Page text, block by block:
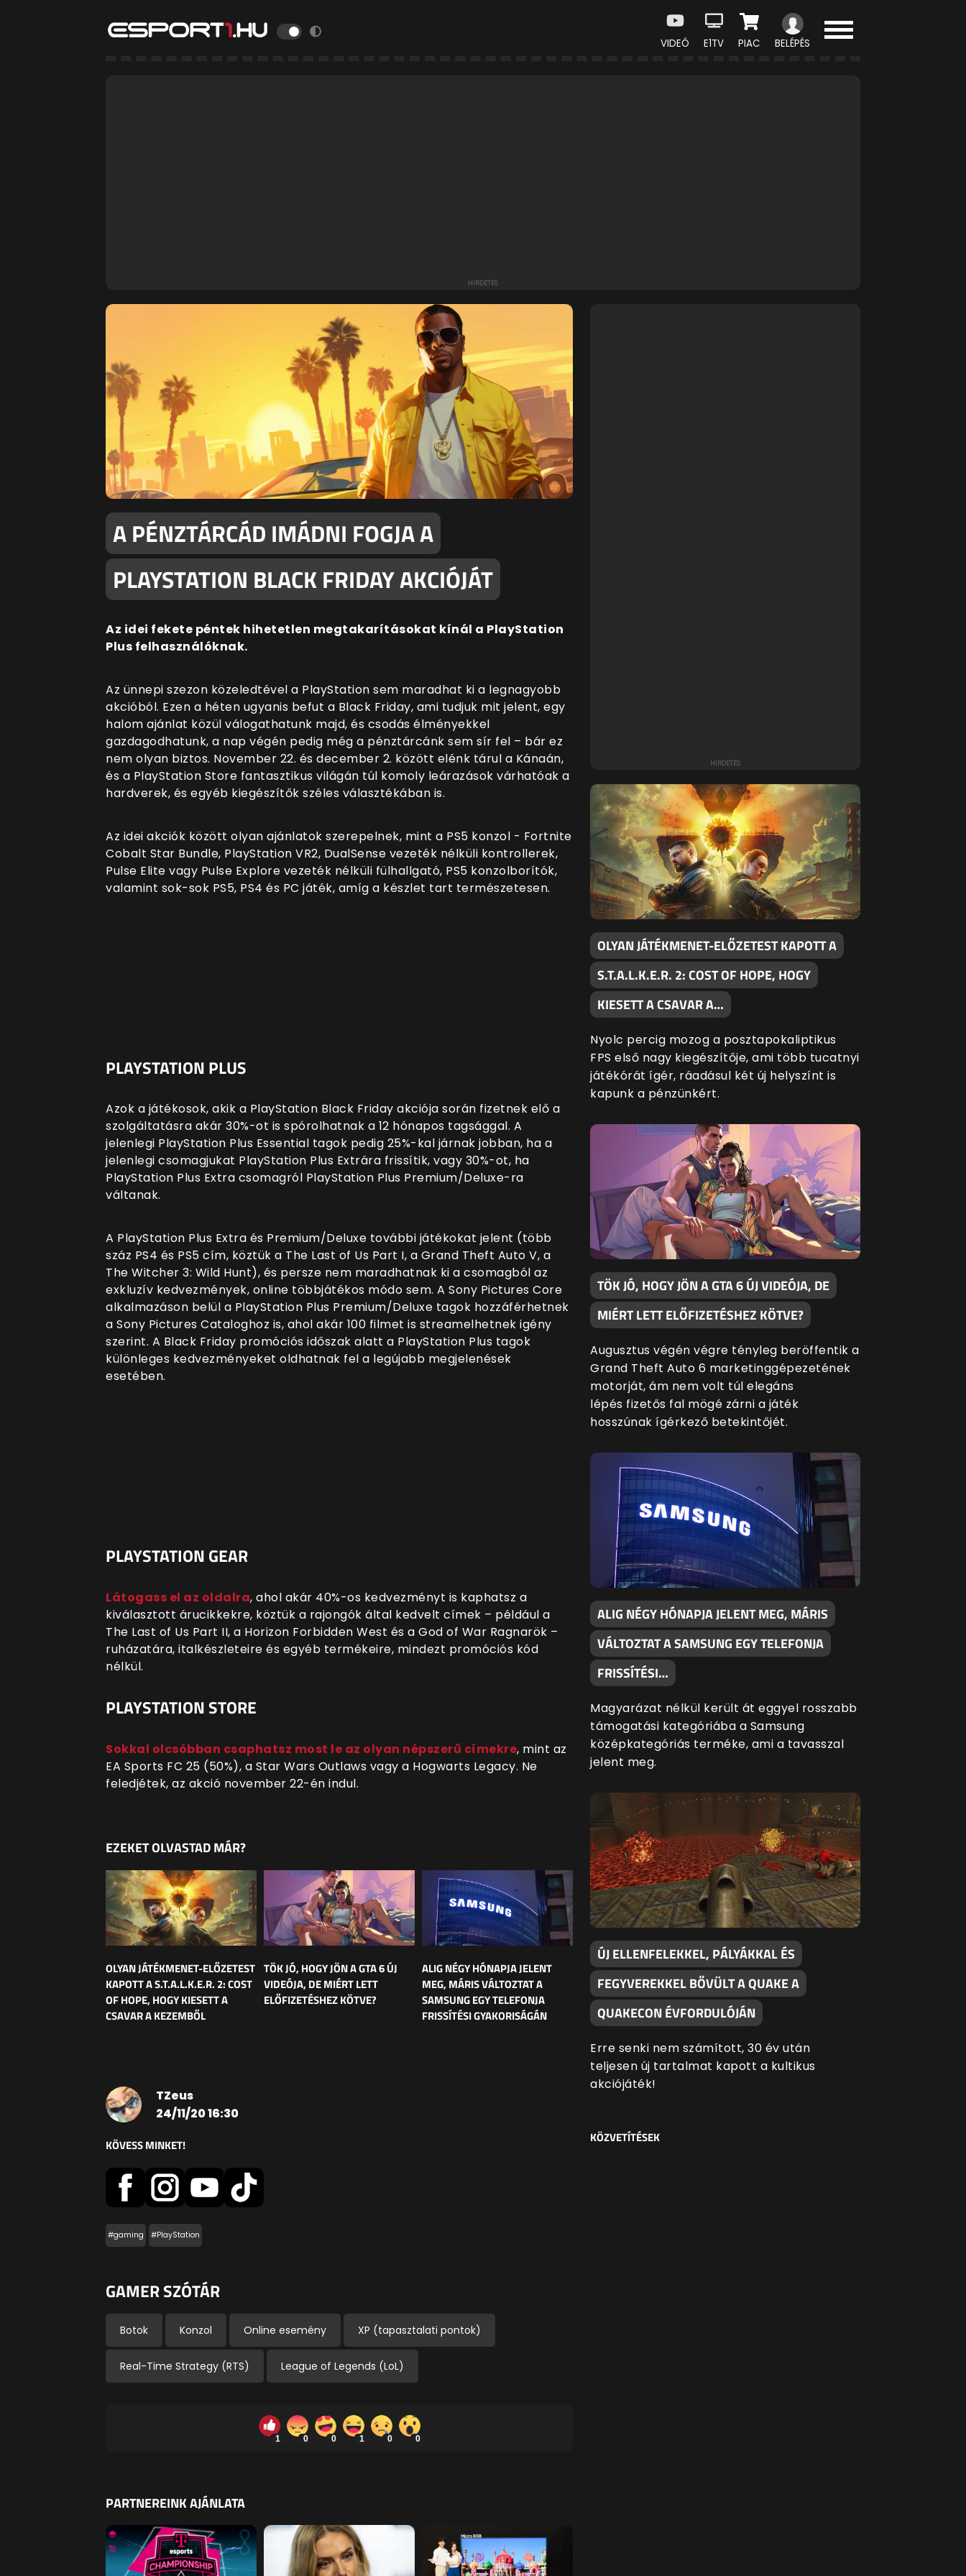
VIDEÓ E1TV PIAC BELÉPÉS
A PÉNZTÁRCÁD IMÁDNI FOGJA A
PLAYSTATION BLACK FRIDAY AKCIÓJÁT
Az idei fekete péntek hihetetlen megtakarításokat kínál a PlayStation
Plus felhasználóknak.
Az ünnepi szezon közeledtével a PlayStation sem maradhat ki a legnagyobb
akcióból. Ezen a héten ugyanis befut a Black Friday, ami tudjuk mit jelent, egy
halom ajánlat közül válogathatunk majd, és csodás élményekkel
gazdagodhatunk, a nap végén pedig még a pénztárcánk sem sír fel – bár ez
nem olyan biztos. November 22. és december 2. között elénk tárul a Kánaán,
és a PlayStation Store fantasztikus világán túl komoly leárazások várhatóak a
hardverek, és egyéb kiegészítők széles választékában is.
Az idei akciók között olyan ajánlatok szerepelnek, mint a PS5 konzol - Fortnite
Cobalt Star Bundle, PlayStation VR2, DualSense vezeték nélküli kontrollerek,
Pulse Elite vagy Pulse Explore vezeték nélküli fülhallgató, PS5 konzolborítók,
valamint sok-sok PS5, PS4 és PC játék, amíg a készlet tart természetesen.
PLAYSTATION PLUS
Azok a játékosok, akik a PlayStation Black Friday akciója során fizetnek elő a
szolgáltatásra akár 30%-ot is spórolhatnak a 12 hónapos tagsággal. A
jelenlegi PlayStation Plus Essential tagok pedig 25%-kal járnak jobban, ha a
jelenlegi csomagjukat PlayStation Plus Extrára frissítik, vagy 30%-ot, ha
PlayStation Plus Extra csomagról PlayStation Plus Premium/Deluxe-ra
váltanak.
A PlayStation Plus Extra és Premium/Deluxe további játékokat jelent (több
száz PS4 és PS5 cím, köztük a The Last of Us Part I, a Grand Theft Auto V, a
The Witcher 3: Wild Hunt), és persze nem maradhatnak ki a csomagból az
exkluzív kedvezmények, online többjátékos módo sem. A Sony Pictures Core
alkalmazáson belül a PlayStation Plus Premium/Deluxe tagok hozzáférhetnek
a Sony Pictures Cataloghoz is, ahol akár 100 filmet is streamelhetnek igény
szerint. A Black Friday promóciós időszak alatt a PlayStation Plus tagok
különleges kedvezményeket oldhatnak fel a legújabb megjelenések
esetében.
PLAYSTATION GEAR
Látogass el az oldalra, ahol akár 40%-os kedvezményt is kaphatsz a
kiválasztott árucikkekre, köztük a rajongók által kedvelt címek – például a
The Last of Us Part II, a Horizon Forbidden West és a God of War Ragnarök –
ruházatára, italkészleteire és egyéb termékeire, mindezt promóciós kód
nélkül.
PLAYSTATION STORE
Sokkal olcsóbban csaphatsz most le az olyan népszerű címekre, mint az
EA Sports FC 25 (50%), a Star Wars Outlaws vagy a Hogwarts Legacy. Ne
feledjétek, az akció november 22-én indul.
EZEKET OLVASTAD MÁR?
OLYAN JÁTÉKMENET-ELŐZETEST
KAPOTT A S.T.A.L.K.E.R. 2: COST
OF HOPE, HOGY KIESETT A
CSAVAR A KEZEMBŐL
TÖK JÓ, HOGY JÖN A GTA 6 ÚJ
VIDEÓJA, DE MIÉRT LETT
ELŐFIZETÉSHEZ KÖTVE?
ALIG NÉGY HÓNAPJA JELENT
MEG, MÁRIS VÁLTOZTAT A
SAMSUNG EGY TELEFONJA
FRISSÍTÉSI GYAKORISÁGÁN
TZeus
24/11/20 16:30
KÖVESS MINKET!
#gaming #PlayStation
GAMER SZÓTÁR
Botok Konzol Online esemény XP (tapasztalati pontok)
Real-Time Strategy (RTS) League of Legends (LoL)
1 0 0 1 0 0
PARTNEREINK AJÁNLATA
OLYAN JÁTÉKMENET-ELŐZETEST KAPOTT A
S.T.A.L.K.E.R. 2: COST OF HOPE, HOGY
KIESETT A CSAVAR A…
Nyolc percig mozog a posztapokaliptikus
FPS első nagy kiegészítője, ami több tucatnyi
játékórát ígér, ráadásul két új helyszínt is
kapunk a pénzünkért.
TÖK JÓ, HOGY JÖN A GTA 6 ÚJ VIDEÓJA, DE
MIÉRT LETT ELŐFIZETÉSHEZ KÖTVE?
Augusztus végén végre tényleg beröffentik a
Grand Theft Auto 6 marketinggépezetének
motorját, ám nem volt túl elegáns
lépés fizetős fal mögé zárni a játék
hosszúnak ígérkező betekintőjét.
ALIG NÉGY HÓNAPJA JELENT MEG, MÁRIS
VÁLTOZTAT A SAMSUNG EGY TELEFONJA
FRISSÍTÉSI…
Magyarázat nélkül került át eggyel rosszabb
támogatási kategóriába a Samsung
középkategóriás terméke, ami a tavasszal
jelent meg.
ÚJ ELLENFELEKKEL, PÁLYÁKKAL ÉS
FEGYVEREKKEL BŐVÜLT A QUAKE A
QUAKECON ÉVFORDULÓJÁN
Erre senki nem számított, 30 év után
teljesen új tartalmat kapott a kultikus
akciójáték!
KÖZVETÍTÉSEK